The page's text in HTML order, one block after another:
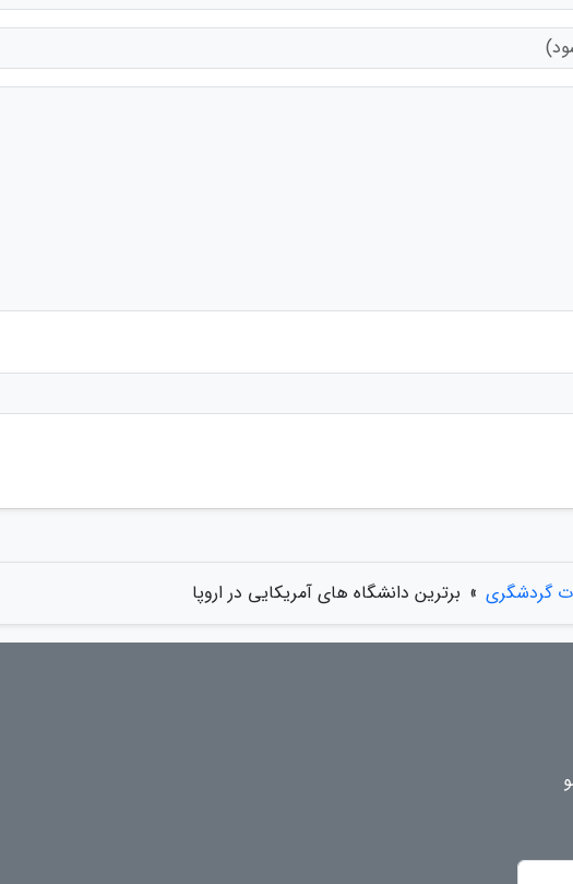
گردشگری » برترین دانشگاه های آمریکایی در اروپا